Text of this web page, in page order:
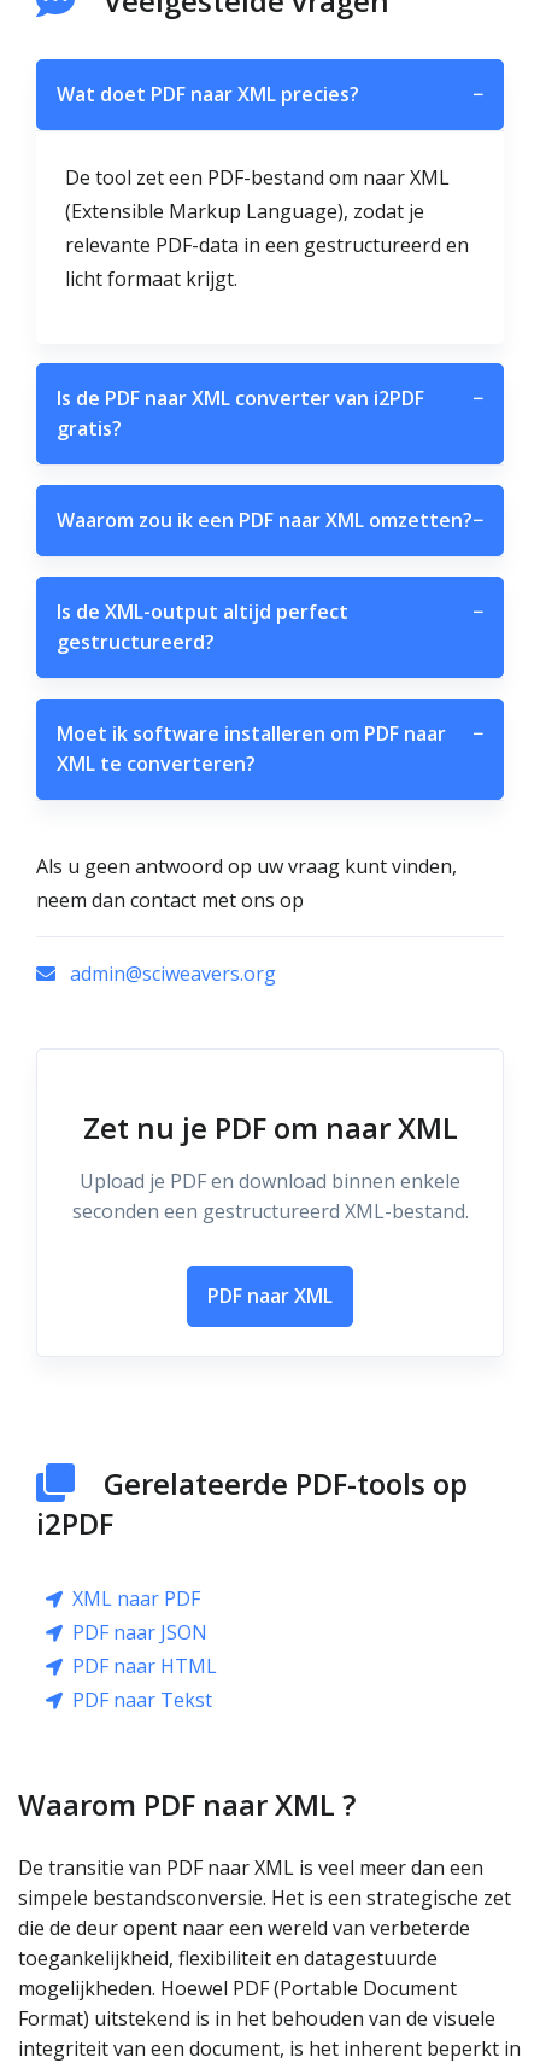
Wat doet PDF naar XML precies? −
De tool zet een PDF-bestand om naar XML
(Extensible Markup Language), zodat je
relevante PDF-data in een gestructureerd en
licht formaat krijgt.
Is de PDF naar XML converter van i2PDF
gratis?
−
Waarom zou ik een PDF naar XML omzetten?−
Is de XML-output altijd perfect
gestructureerd?
−
Moet ik software installeren om PDF naar
XML te converteren?
−
Als u geen antwoord op uw vraag kunt vinden,
neem dan contact met ons op
admin@sciweavers.org
Zet nu je PDF om naar XML
Upload je PDF en download binnen enkele
seconden een gestructureerd XML-bestand.
PDF naar XML
Gerelateerde PDF-tools op
i2PDF
XML naar PDF
PDF naar JSON
PDF naar HTML
PDF naar Tekst
Waarom PDF naar XML ?
De transitie van PDF naar XML is veel meer dan een
simpele bestandsconversie. Het is een strategische zet
die de deur opent naar een wereld van verbeterde
toegankelijkheid, flexibiliteit en datagestuurde
mogelijkheden. Hoewel PDF (Portable Document
Format) uitstekend is in het behouden van de visuele
integriteit van een document, is het inherent beperkt in